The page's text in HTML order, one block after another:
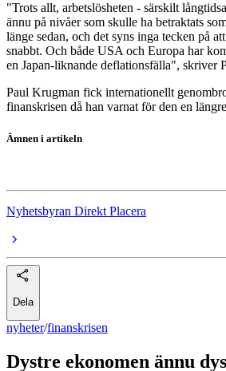
"Trots allt, arbetslösheten - särskilt
ännu på nivåer som skulle ha betraktats
länge sedan, och det syns inga tecken på
snabbt. Och både USA och Europa har
en Japan-liknande deflationsfälla", skriver
Paul Krugman fick internationellt
finanskrisen då han varnat för den en
Ämnen i artikeln
Nyhetsbyran Direkt Placera
Dela
nyheter/finanskrisen
Dystre ekonomen ännu